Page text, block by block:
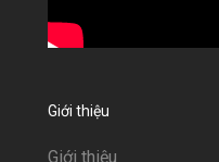
Giới thiệu
Giới thiệu